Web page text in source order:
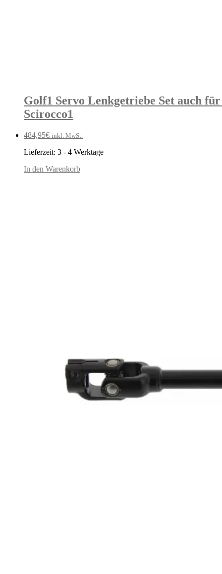
Golf1 Servo Lenkgetriebe Set auch
Scirocco1
484,95€ inkl. MwSt.
Lieferzeit: 3 - 4 Werktage
In den Warenkorb